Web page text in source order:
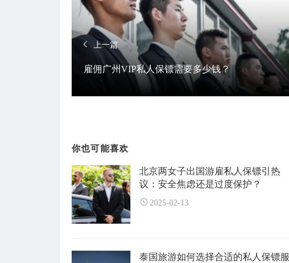
上一篇
雇佣广州VIP私人保镖需要多少钱？
你也可能喜欢
北京两女子出国游雇私人保镖引热
议：安全焦虑还是过度保护？
2025-02-13
泰国旅游如何选择合适的私人保镖服